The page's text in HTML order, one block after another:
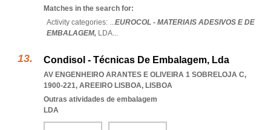
Matches in the search for:
Activity categories: ...EUROCOL - MATERIAIS ADESIVOS E DE
EMBALAGEM, LDA...
Condisol - Técnicas De Embalagem, Lda
AV ENGENHEIRO ARANTES E OLIVEIRA 1 SOBRELOJA C,
1900-221, AREEIRO LISBOA, LISBOA
Outras atividades de embalagem
LDA